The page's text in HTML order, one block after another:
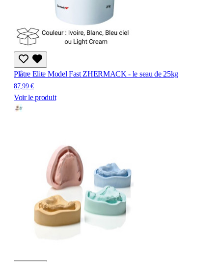
Plâtre Elite Model Fast ZHERMACK - le seau de 25kg
87,99 €
Voir le produit